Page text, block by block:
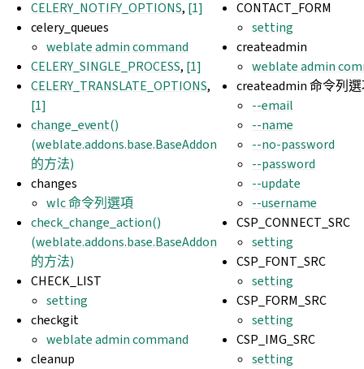
CELERY_NOTIFY_OPTIONS, [1]
celery_queues
weblate admin command
CELERY_SINGLE_PROCESS, [1]
CELERY_TRANSLATE_OPTIONS,
[1]
change_event()
(weblate.addons.base.BaseAddon
的方法)
changes
wlc 命令列選項
check_change_action()
(weblate.addons.base.BaseAddon
的方法)
CHECK_LIST
setting
checkgit
weblate admin command
cleanup
CONTACT_FORM
setting
createadmin
weblate admin
createadmin 命令列
--email
--name
--no-password
--password
--update
--username
CSP_CONNECT_SRC
setting
CSP_FONT_SRC
setting
CSP_FORM_SRC
setting
CSP_IMG_SRC
setting